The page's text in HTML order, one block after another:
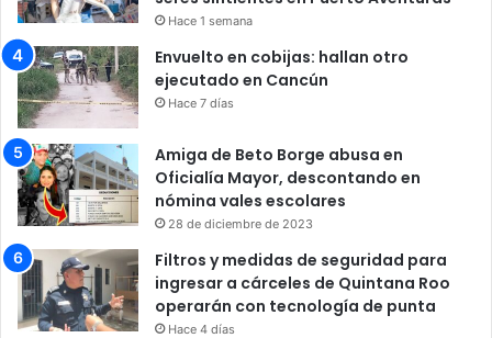
Hace 1 semana
Envuelto en cobijas: hallan otro
ejecutado en Cancún
Hace 7 días
Amiga de Beto Borge abusa en
Oficialía Mayor, descontando en
nómina vales escolares
28 de diciembre de 2023
Filtros y medidas de seguridad para
ingresar a cárceles de Quintana Roo
operarán con tecnología de punta
Hace 4 días